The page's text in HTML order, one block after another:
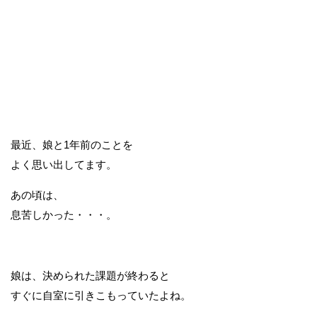
最近、娘と1年前のことを
よく思い出してます。
あの頃は、
息苦しかった・・・。
娘は、決められた課題が終わると
すぐに自室に引きこもっていたよね。